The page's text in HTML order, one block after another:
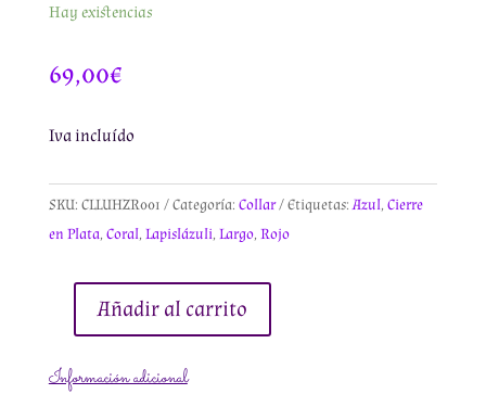
Hay existencias
69,00€
Iva incluído
SKU: CLLUHZR001 Categoría: Collar Etiquetas:Azul, Cierre
en Plata, Coral, Lapislázuli, Largo, Rojo
Lapislázuli
Añadir al carrito
Información adicional